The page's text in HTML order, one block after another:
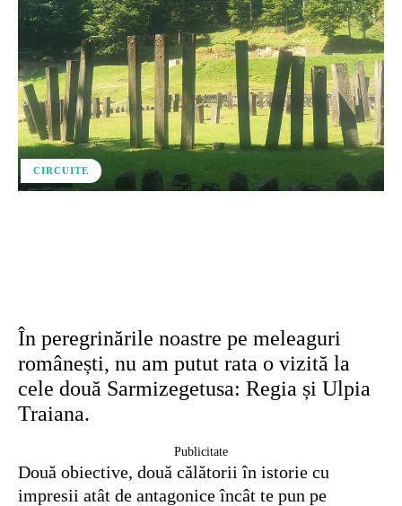
CIRCUITE
În peregrinările noastre pe meleaguri
românești, nu am putut rata o vizită la
cele două Sarmizegetusa: Regia și Ulpia
Traiana.
Publicitate
Două obiective, două călătorii în istorie cu
impresii atât de antagonice încât te pun pe